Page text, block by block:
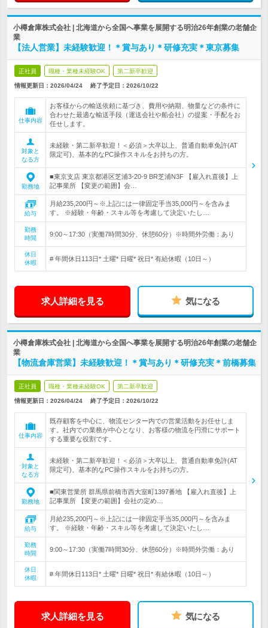
小樽倉庫株式会社 | 北海道から全国へ事業を展開する明治26年創業の老舗企
業
【法人営業】未経験歓迎！＊賞与あり＊研修充実＊東京募集
正社員 職種・業種未経験OK 第二新卒歓迎
情報更新日：2026/04/24 終了予定日： 2026/10/22
仕事内容
お客様からの輸送依頼に基づき、費用や納期、物量などの条件に
合わせた最適な輸送手段（運送会社や船会社）の提案・手配をお
任せします。
対象と
なる方
未経験・第二新卒歓迎！＜必須＞大卒以上、普通自動車免許(AT
限定可)、基本的なPC操作スキルをお持ちの方。
勤務地
■東京支店 東京都港区芝浦3-20-9 BR芝浦N3F 【雇入れ直後】上
記事業所 【変更の範囲】会…
給与
月給235,200円～※上記には一律固定手当35,000円～を含みま
す。 ※経験・年齢・スキル等を考慮して決定いたし…
勤務
時間
9:00～17:30（実働7時間30分、休憩60分）※時間外労働：あり
休日
休暇
# 年間休日113日* 土曜* 日曜* 祝日* 有給休暇（10日～）
求人詳細を見る 気になる
小樽倉庫株式会社 | 北海道から全国へ事業を展開する明治26年創業の老舗企
業
【物流倉庫営業】未経験歓迎！＊賞与あり＊研修充実＊前橋募集
正社員 職種・業種未経験OK 第二新卒歓迎
情報更新日：2026/04/24 終了予定日： 2026/10/22
仕事内容
既存顧客を中心に、物流センター内での営業活動をお任せしま
す。社内での業務が中心となり、お客様の物流を円滑にサポート
する重要な役割です。
対象と
なる方
未経験・第二新卒歓迎！＜必須＞大卒以上、普通自動車免許(AT
限定可)、基本的なPC操作スキルをお持ちの方。
勤務地
■関東営業所 群馬県前橋市西大室町1397番地 【雇入れ直後】上
記事業所 【変更の範囲】会社の定め…
給与
月給235,200円～※上記には一律固定手当35,000円～を含みま
す。 ※経験・年齢・スキル等を考慮して決定いたし…
勤務
時間
9:00～17:30（実働7時間30分、休憩60分）※時間外労働：あり
休日
休暇
# 年間休日113日* 土曜* 日曜* 祝日* 有給休暇（10日～）
求人詳細を見る 気になる